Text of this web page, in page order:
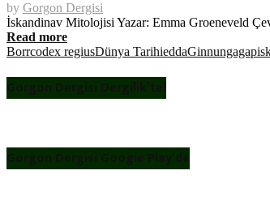
by Gorgon Dergisi
İskandinav Mitolojisi Yazar: Emma Groeneveld
Read more
Borrcodex regiusDünya TarihieddaGinnungagap
Gorgon Dergisi Dergilik’te!
Gorgon Dergisi Google Play’de